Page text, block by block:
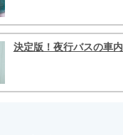
決定版！夜行バスの車